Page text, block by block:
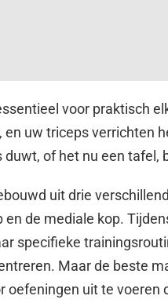
voor praktisch
en uw triceps verrichten
of het nu een tafel,
uit drie
en de mediale kop.
specifieke
Maar de beste
oefeningen uit te voeren